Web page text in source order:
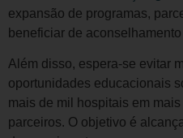
expansão de programas,
beneficiar de
Além disso, espera-se evitar
oportunidades educacionais
mais de mil hospitais em
parceiros. O objetivo é